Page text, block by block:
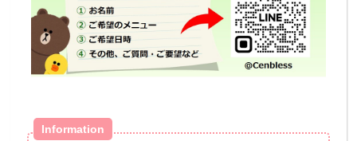
Information